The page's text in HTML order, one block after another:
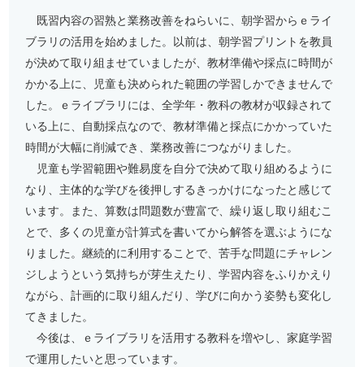
既習内容の習熟と業務改善をねらいに、朝学習からｅライ
ブラリの活用を始めました。以前は、朝学習プリントを教員
が決めて取り組ませていましたが、教材準備や採点に時間が
かかる上に、児童も決められた範囲の学習しかできませんで
した。ｅライブラリには、全学年・教科の教材が収録されて
いる上に、自動採点なので、教材準備と採点にかかっていた
時間が大幅に削減でき、業務改善につながりました。
児童も学習範囲や難易度を自分で決めて取り組めるように
なり、主体的な学びを後押しするきっかけになったと感じて
います。また、算数は問題数が豊富で、繰り返し取り組むこ
とで、多くの児童が計算式を書いてから解答を選ぶようにな
りました。継続的に利用することで、苦手な問題にチャレン
ジしようという気持ちが芽生えたり、学習内容をふりかえり
ながら、計画的に取り組んだり、学びに向かう姿勢も変化し
てきました。
今後は、ｅライブラリを活用する教科を増やし、家庭学習
で運用したいと思っています。